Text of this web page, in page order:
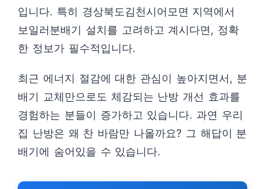
입니다. 특히 경상북도김천시어모면 지역에서
보일러분배기 설치를 고려하고 계시다면, 정확
한 정보가 필수적입니다.
최근 에너지 절감에 대한 관심이 높아지면서, 분
배기 교체만으로도 체감되는 난방 개선 효과를
경험하는 분들이 증가하고 있습니다. 과연 우리
집 난방은 왜 찬 바람만 나올까요? 그 해답이 분
배기에 숨어있을 수 있습니다.